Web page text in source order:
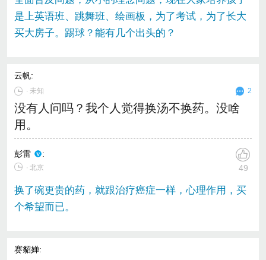
是上英语班、跳舞班、绘画板，为了考试，为了长大
买大房子。踢球？能有几个出头的？
云帆:
∙ 未知 2
没有人问吗？我个人觉得换汤不换药。没啥
用。
彭雷 :
∙ 北京 49
换了碗更贵的药，就跟治疗癌症一样，心理作用，买
个希望而已。
赛貂婵: